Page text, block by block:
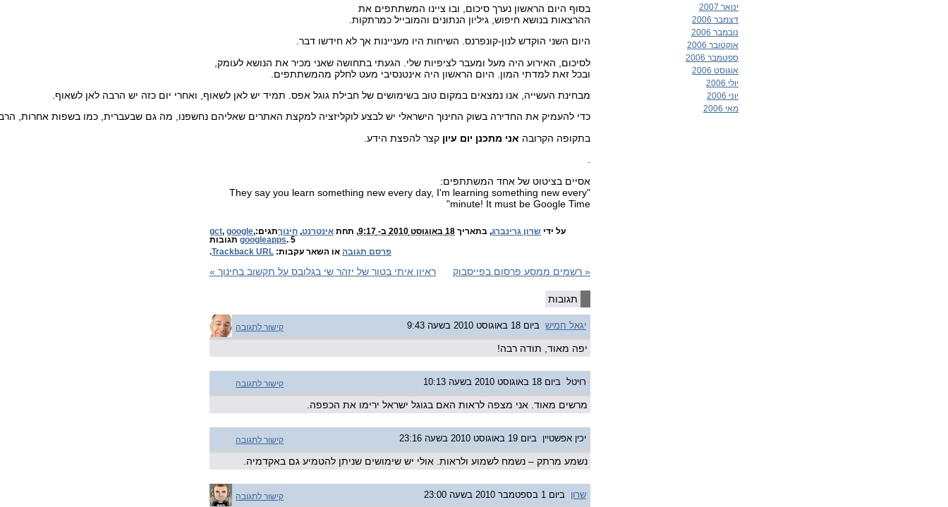
בסוף היום הראשון נערך סיכום, ובו ציינו המשתתפים את
ההרצאות בנושא חיפוש, גיליון הנתונים והמובייל כמרתקות.
היום השני הוקדש לנון-קונפרנס. השיחות היו מעניינות אך לא חידשו דבר.
לסיכום, האירוע היה מעל ומעבר לציפיות שלי. הגעתי בתחושה שאני מכיר את הנושא לעומק,
ובכל זאת למדתי המון. היום הראשון היה אינטנסיבי מעט לחלק מהמשתתפים.
מבחינת העשייה, אנו נמצאים במקום טוב בשימושים של חבילת גוגל אפס. תמיד יש לאן לשאוף, ואחרי יום כזה יש הרבה לאן לשאוף.
כדי להעמיק את החדירה בשוק החינוך הישראלי יש לבצע לוקליזציה למקצת האתרים שאליהם נחשפנו, מה גם שבעברית, כמו בשפות אחרות,
בתקופה הקרובה אני מתכנן יום עיון קצר להפצת הידע.
אסיים בציטוט של אחד המשתתפים:
"They say you learn something new every day, I'm learning something new every
minute! It must be Google Time"
על ידי שרון גרינברג, בתאריך 18 באוגוסט 2010 ב- 9:17 , תחת אינטרנט, חינוךתגים: gct, google,
googleapps. 5 תגובות
פרסם תגובה או השאר עקבות: Trackback URL
.
« רשמים ממסע פרסום בפייסבוק ראיון איתי בטור של יזהר שי בגלובס על תקשוב בחינוך »
תגובות
יגאל חמיש ביום 18 באוגוסט 2010 בשעה 9:43 קישור לתגובה
יפה מאוד, תודה רבה!
רויטל ביום 18 באוגוסט 2010 בשעה 10:13 קישור לתגובה
מרשים מאוד. אני מצפה לראות האם בגוגל ישראל ירימו את הכפפה.
יכין אפשטיין ביום 19 באוגוסט 2010 בשעה 23:16 קישור לתגובה
נשמע מרתק – נשמח לשמוע ולראות. אולי יש שימושים שניתן להטמיע גם באקדמיה.
שרון ביום 1 בספטמבר 2010 בשעה 23:00 קישור לתגובה
ינואר 2007
דצמבר 2006
נובמבר 2006
אוקטובר 2006
ספטמבר 2006
אוגוסט 2006
יולי 2006
יוני 2006
מאי 2006